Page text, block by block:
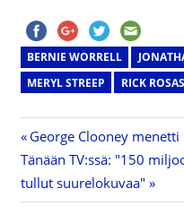
BERNIE WORRELL
MERYL STREEP
RICK ROSAS
Artikkelien
selaus
Previous
Post:
George Clooney
Next
Post:
Tänään TV:ssä: "150
tullut suurelokuvaa"